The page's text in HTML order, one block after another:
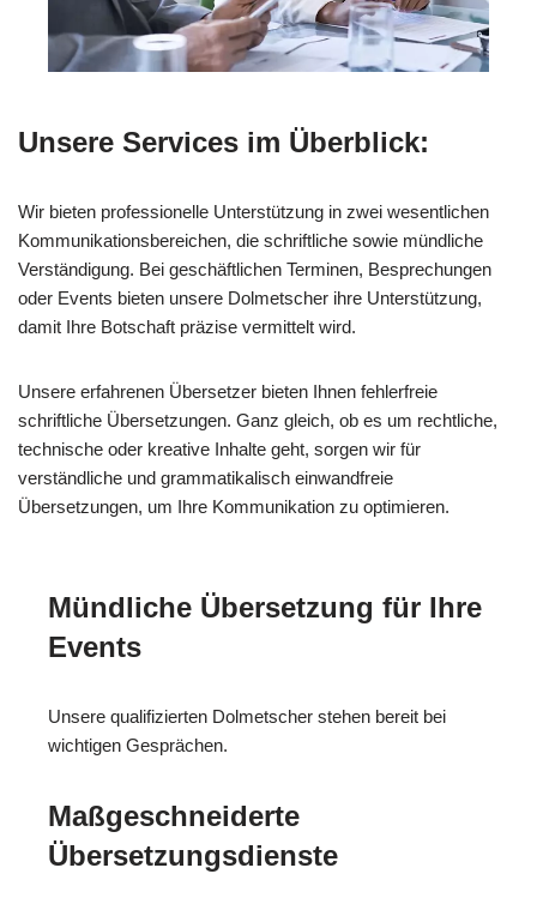
Unsere Services im Überblick:
Wir bieten professionelle Unterstützung in zwei wesentlichen
Kommunikationsbereichen, die schriftliche sowie mündliche
Verständigung. Bei geschäftlichen Terminen, Besprechungen
oder Events bieten unsere Dolmetscher ihre Unterstützung,
damit Ihre Botschaft präzise vermittelt wird.
Unsere erfahrenen Übersetzer bieten Ihnen fehlerfreie
schriftliche Übersetzungen. Ganz gleich, ob es um rechtliche,
technische oder kreative Inhalte geht, sorgen wir für
verständliche und grammatikalisch einwandfreie
Übersetzungen, um Ihre Kommunikation zu optimieren.
Mündliche Übersetzung für Ihre
Events
Unsere qualifizierten Dolmetscher stehen bereit bei
wichtigen Gesprächen.
Maßgeschneiderte
Übersetzungsdienste